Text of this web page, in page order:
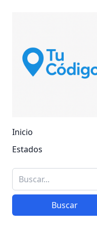
Inicio
Estados
Buscar